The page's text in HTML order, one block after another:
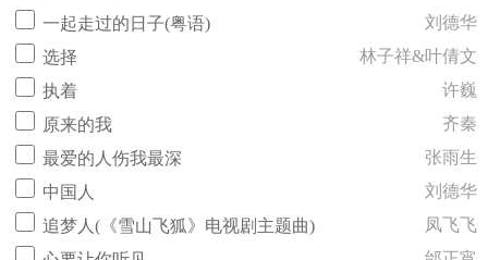
一起走过的日子(粤语)
刘德华
选择
林子祥&叶倩文
执着
许巍
原来的我
齐秦
最爱的人伤我最深
张雨生
中国人
刘德华
追梦人(《雪山飞狐》电视剧主题曲)
凤飞飞